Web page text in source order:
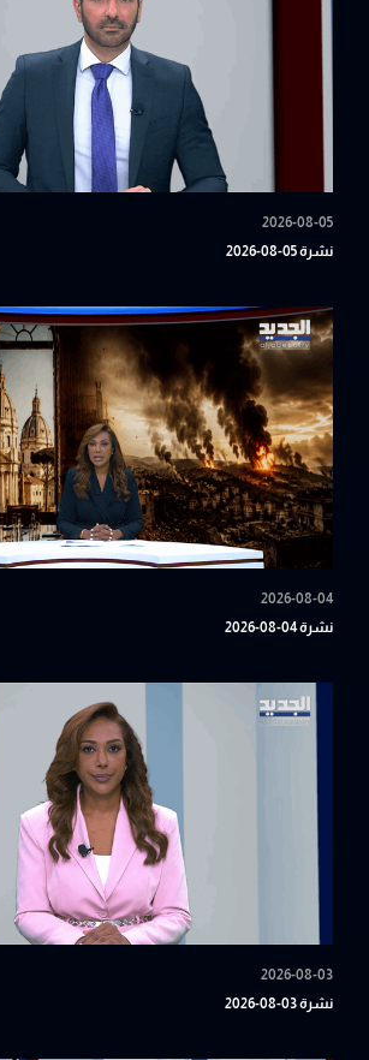
2026-08-05
نشرة 05-08-2026
2026-08-04
نشرة 04-08-2026
2026-08-03
نشرة 03-08-2026